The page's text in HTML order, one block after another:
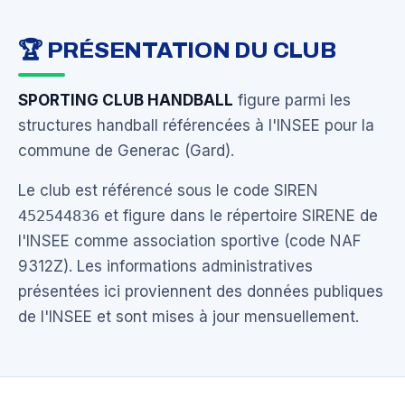
🏆 PRÉSENTATION DU CLUB
SPORTING CLUB HANDBALL figure parmi les
structures handball référencées à l'INSEE pour la
commune de Generac (Gard).
Le club est référencé sous le code SIREN
452544836 et figure dans le répertoire SIRENE de
l'INSEE comme association sportive (code NAF
9312Z). Les informations administratives
présentées ici proviennent des données publiques
de l'INSEE et sont mises à jour mensuellement.